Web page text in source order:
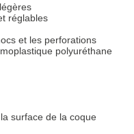
réglables
et les perforations
polyuréthane
surface de la coque